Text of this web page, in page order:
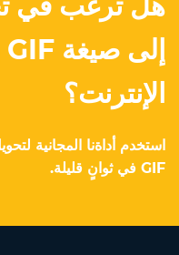
الإنترنت؟
GIF في ثوانٍ قليلة.